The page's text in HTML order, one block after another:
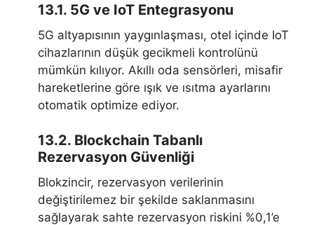
13.1. 5G ve IoT Entegrasyonu
5G altyapısının yaygınlaşması, otel içinde IoT
cihazlarının düşük gecikmeli kontrolünü
mümkün kılıyor. Akıllı oda sensörleri, misafir
hareketlerine göre ışık ve ısıtma ayarlarını
otomatik optimize ediyor.
13.2. Blockchain Tabanlı
Rezervasyon Güvenliği
Blokzincir, rezervasyon verilerinin
değiştirilemez bir şekilde saklanmasını
sağlayarak sahte rezervasyon riskini %0,1’e